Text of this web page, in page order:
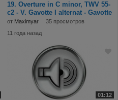
19. Overture in C minor, TWV 55-
c2 - V. Gavotte I alternat - Gavotte
Iот Maximyar
35 просмотров
11 года назад
01:12